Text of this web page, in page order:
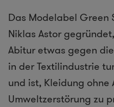
Das Modelabel Green
Niklas Astor
Abitur etwas gegen
in der Textilindustrie
und ist, Kleidung ohne
Umweltzerstörung zu